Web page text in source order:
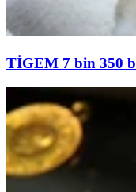
TİGEM 7 bin 350